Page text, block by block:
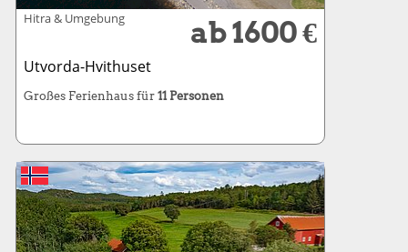
Hitra & Umgebung ab 1600 €
Utvorda-Hvithuset
Großes Ferienhaus für 11 Personen